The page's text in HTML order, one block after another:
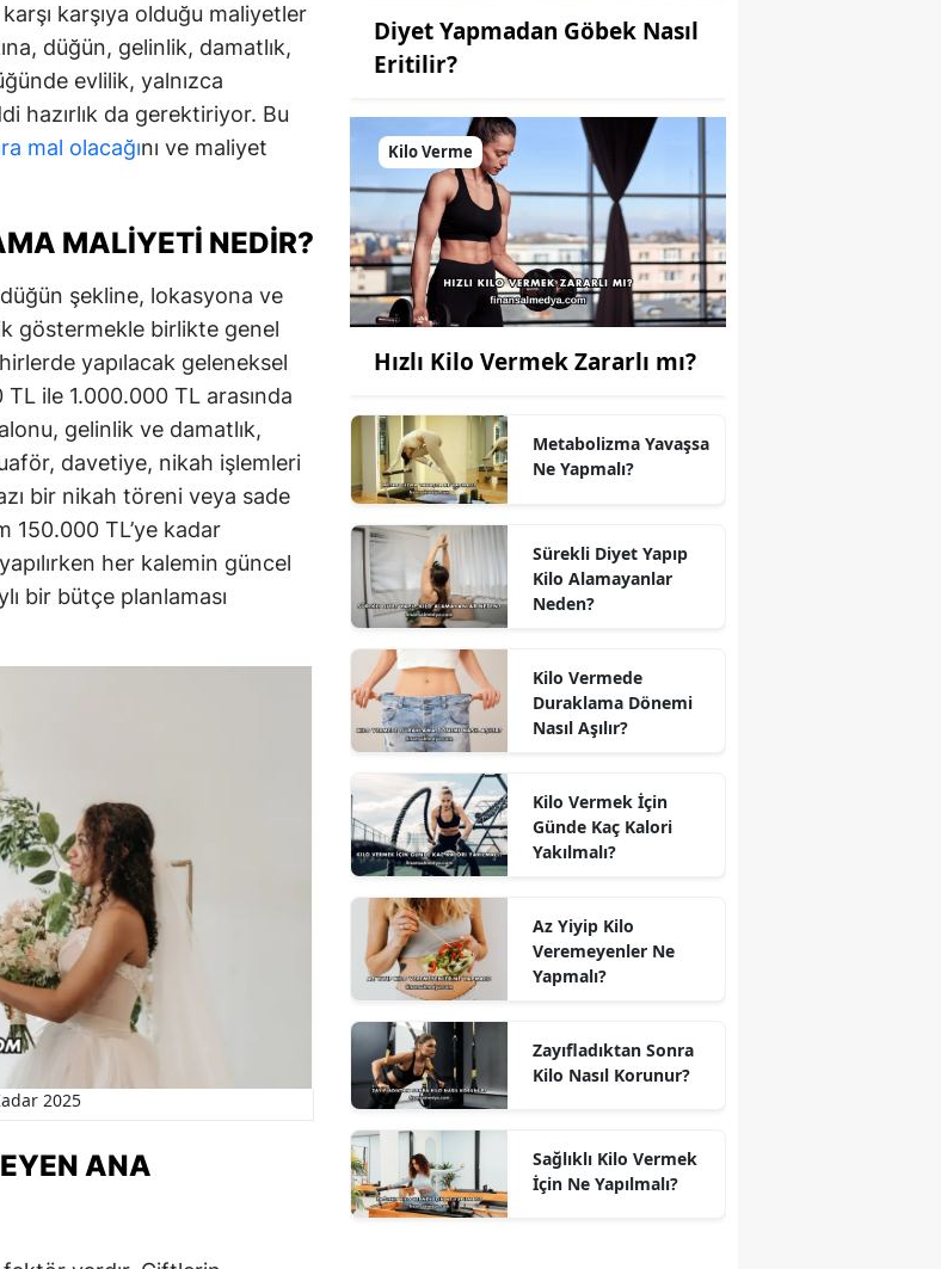
karşıya olduğu maliyetler
düğün, gelinlik, damatlık,
evlilik, yalnızca
hazırlık da gerektiriyor. Bu
mal olacağını ve maliyet
MALIYETI NEDIR?
şekline, lokasyona ve
göstermekle birlikte genel
yapılacak geleneksel
ile 1.000.000 TL arasında
gelinlik ve damatlık,
davetiye, nikah işlemleri
bir nikah töreni veya sade
150.000 TL’ye kadar
her kalemin güncel
bir bütçe planlaması
2025
ANA
Diyet Yapmadan Göbek Nasıl
Eritilir?
Kilo Verme
Hızlı Kilo Vermek Zararlı mı?
Metabolizma Yavaşsa
Ne Yapmalı?
Sürekli Diyet Yapıp
Kilo Alamayanlar
Neden?
Kilo Vermede
Duraklama Dönemi
Nasıl Aşılır?
Kilo Vermek İçin
Günde Kaç Kalori
Yakılmalı?
Az Yiyip Kilo
Veremeyenler Ne
Yapmalı?
Zayıfladıktan Sonra
Kilo Nasıl Korunur?
Sağlıklı Kilo Vermek
İçin Ne Yapılmalı?